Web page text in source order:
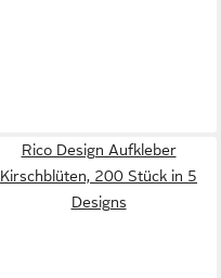
Rico Design Aufkleber
Kirschblüten, 200 Stück in 5
Designs